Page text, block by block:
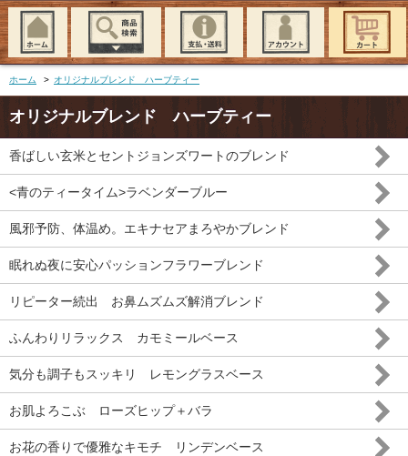
ホーム > オリジナルブレンド ハーブティー
オリジナルブレンド ハーブティー
香ばしい玄米とセントジョンズワートのブレンド
<青のティータイム>ラベンダーブルー
風邪予防、体温め。エキナセアまろやかブレンド
眠れぬ夜に安心パッションフラワーブレンド
リピーター続出 お鼻ムズムズ解消ブレンド
ふんわりリラックス カモミールベース
気分も調子もスッキリ レモングラスベース
お肌よろこぶ ローズヒップ＋バラ
お花の香りで優雅なキモチ リンデンベース